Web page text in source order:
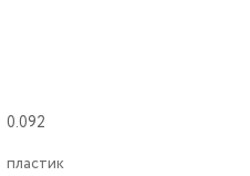
0.092
пластик